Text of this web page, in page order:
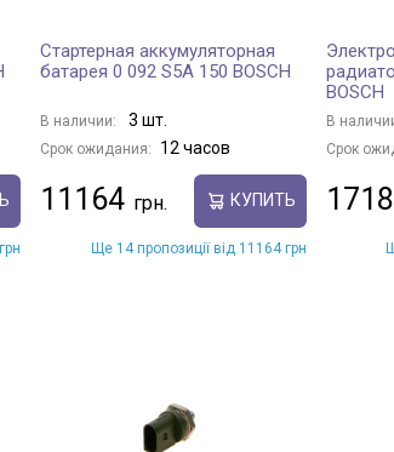
Стартерная аккумуляторная
батарея 0 092 S5A 150 BOSCH
В наличии: 3 шт.
Срок ожидания: 12 часов
11164 КУПИТЬ
Ще 14 пропозиції від 11164 грн
BOSCH
В
Срок